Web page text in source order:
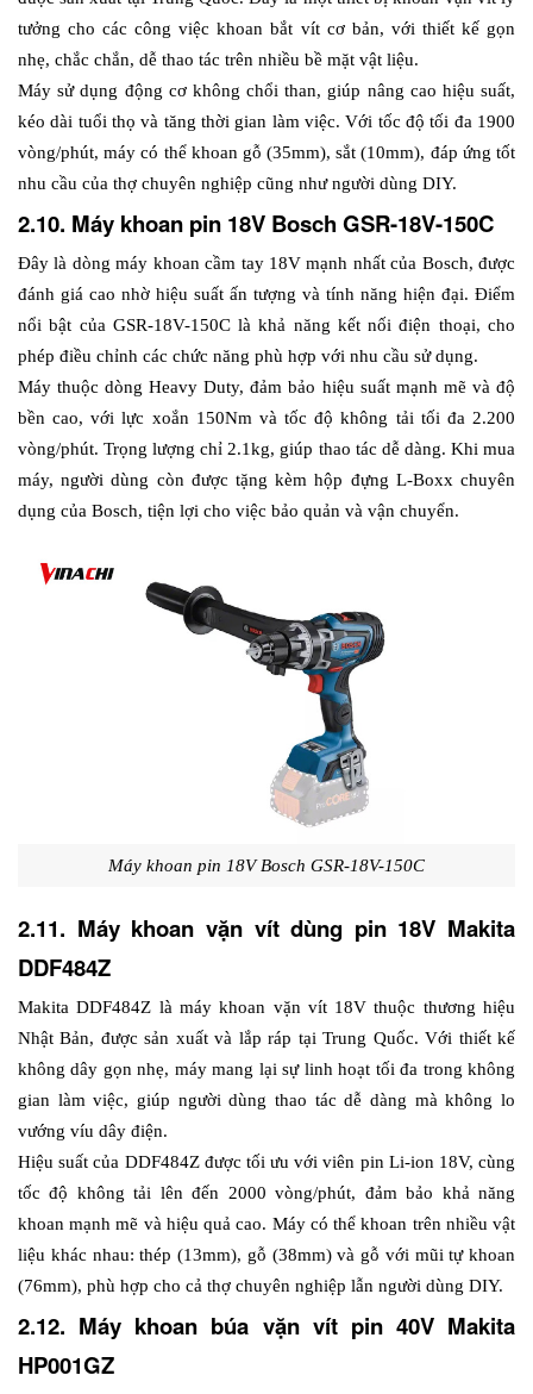
tưởng cho các công việc khoan bắt vít cơ bản, với thiết kế gọn
nhẹ, chắc chắn, dễ thao tác trên nhiều bề mặt vật liệu.
Máy sử dụng động cơ không chổi than, giúp nâng cao hiệu suất,
kéo dài tuổi thọ và tăng thời gian làm việc. Với tốc độ tối đa 1900
vòng/phút, máy có thể khoan gỗ (35mm), sắt (10mm), đáp ứng tốt
nhu cầu của thợ chuyên nghiệp cũng như người dùng DIY.
2.10. Máy khoan pin 18V Bosch GSR-18V-150C
Đây là dòng máy khoan cầm tay 18V mạnh nhất của Bosch, được
đánh giá cao nhờ hiệu suất ấn tượng và tính năng hiện đại. Điểm
nổi bật của GSR-18V-150C là khả năng kết nối điện thoại, cho
phép điều chỉnh các chức năng phù hợp với nhu cầu sử dụng.
Máy thuộc dòng Heavy Duty, đảm bảo hiệu suất mạnh mẽ và độ
bền cao, với lực xoắn 150Nm và tốc độ không tải tối đa 2.200
vòng/phút. Trọng lượng chỉ 2.1kg, giúp thao tác dễ dàng. Khi mua
máy, người dùng còn được tặng kèm hộp đựng L-Boxx chuyên
dụng của Bosch, tiện lợi cho việc bảo quản và vận chuyển.
Máy khoan pin 18V Bosch GSR-18V-150C
2.11. Máy khoan vặn vít dùng pin 18V Makita
DDF484Z
Makita DDF484Z là máy khoan vặn vít 18V thuộc thương hiệu
Nhật Bản, được sản xuất và lắp ráp tại Trung Quốc. Với thiết kế
không dây gọn nhẹ, máy mang lại sự linh hoạt tối đa trong không
gian làm việc, giúp người dùng thao tác dễ dàng mà không lo
vướng víu dây điện.
Hiệu suất của DDF484Z được tối ưu với viên pin Li-ion 18V, cùng
tốc độ không tải lên đến 2000 vòng/phút, đảm bảo khả năng
khoan mạnh mẽ và hiệu quả cao. Máy có thể khoan trên nhiều vật
liệu khác nhau: thép (13mm), gỗ (38mm) và gỗ với mũi tự khoan
(76mm), phù hợp cho cả thợ chuyên nghiệp lẫn người dùng DIY.
2.12. Máy khoan búa vặn vít pin 40V Makita
HP001GZ